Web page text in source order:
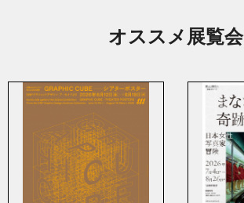
オススメ展覧会